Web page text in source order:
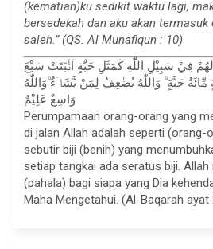
(kematian)ku sedikit waktu lagi,
bersedekah dan aku akan termasuk
saleh.” (QS. Al Munafiqun : 10)
فِيْ سَبِيْلِ اللّٰهِ كَمَثَلِ حَبَّةٍ اَنْۢبَتَتْ سَبْعَ
حَبَّةٍ ۗ وَاللّٰهُ يُضٰعِفُ لِمَنْ يَّشَاۤءُ ۗوَاللّٰهُ
وَاسِعٌ عَلِيْمٌ
Perumpamaan orang-orang yang
di jalan Allah adalah seperti (orang-
sebutir biji (benih) yang
setiap tangkai ada seratus biji. Allah
(pahala) bagi siapa yang Dia
Maha Mengetahui. (Al-Baqarah ayat